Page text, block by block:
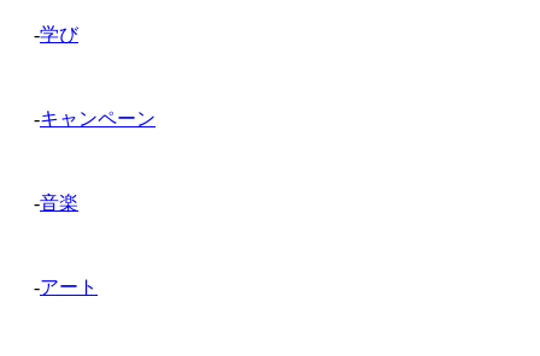
-学び
-キャンペーン
-音楽
-アート